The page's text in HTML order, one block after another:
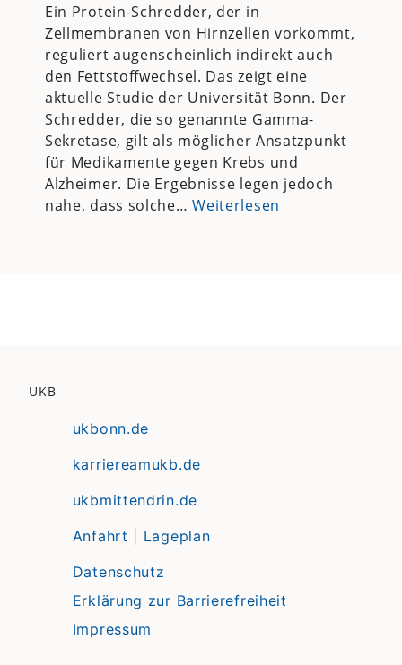
Ein Protein-Schredder, der in
Zellmembranen von Hirnzellen vorkommt,
reguliert augenscheinlich indirekt auch
den Fettstoffwechsel. Das zeigt eine
aktuelle Studie der Universität Bonn. Der
Schredder, die so genannte Gamma-
Sekretase, gilt als möglicher Ansatzpunkt
für Medikamente gegen Krebs und
Alzheimer. Die Ergebnisse legen jedoch
nahe, dass solche…Weiterlesen
UKB
ukbonn.de
karriereamukb.de
ukbmittendrin.de
Anfahrt | Lageplan
Datenschutz
Erklärung zur Barrierefreiheit
Impressum